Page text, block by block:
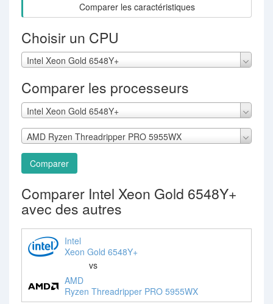
Comparer les caractéristiques
Choisir un CPU
Intel Xeon Gold 6548Y+
Comparer les processeurs
Intel Xeon Gold 6548Y+
AMD Ryzen Threadripper PRO 5955WX
Comparer
Comparer Intel Xeon Gold 6548Y+
avec des autres
Intel
Xeon Gold 6548Y+
vs
AMD
Ryzen Threadripper PRO 5955WX